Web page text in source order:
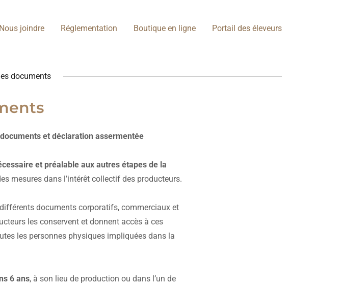
Nous joindre Réglementation Boutique en ligne Portail des éleveurs
documents
et déclaration assermentée
et préalable aux autres étapes de la
mesures dans l’intérêt collectif des producteurs.
documents corporatifs, commerciaux et
les conservent et donnent accès à ces
les personnes physiques impliquées dans la
6 ans, à son lieu de production ou dans l’un de